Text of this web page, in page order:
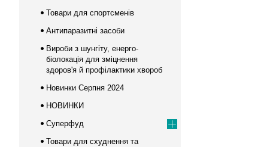
Товари для спортсменів
Антипаразитні засоби
Вироби з шунгіту, енерго-
біолокація для зміцнення
здоров'я й профілактики хвороб
Новинки Серпня 2024
НОВИНКИ
Суперфуд
Товари для схуднення та